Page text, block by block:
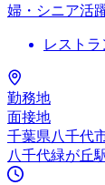
婦・シニア活
レストラ
勤務地
面接地
千葉県八千代
八千代緑が丘